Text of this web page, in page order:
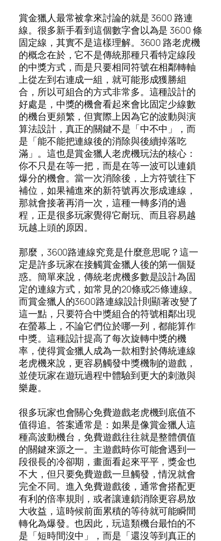
賞金獵人最常被拿來討論的就是 3600 路連
線。很多新手看到這個數字會以為是 3600 條
固定線，其實不是這樣理解。3600 路老虎機
的概念在於，它不是傳統那種只看特定線段
的中獎方式，而是只要相同符號在相鄰轉軸
上從左到右連成一組，就可能形成獲勝組
合，所以可組合的方式非常多。這種設計的
好處是，中獎的機會看起來會比固定少線數
的機台更頻繁，但實際上因為它的波動與演
算法設計，真正的關鍵不是「中不中」，而
是「能不能把連線後的消除與後續掉落吃
滿」。這也是賞金獵人老虎機玩法的核心：
你不只是在等一把，而是在等一波可以連鎖
爆分的機會。當一次消除後，上方符號往下
補位，如果補進來的新符號再次形成連線，
那就會接著再消一次，這種一轉多消的過
程，正是很多玩家覺得它耐玩、而且容易越
玩越上頭的原因。
那麼，3600路連線究竟是什麼意思呢？這一
定是許多玩家在接觸賞金獵人後的第一個疑
惑。簡單來說，傳統老虎機多數是設計為固
定的連線方式，如常見的20條或25條連線。
而賞金獵人的3600路連線設計則顯著改變了
這一點，只要符合中獎組合的符號相鄰出現
在螢幕上，不論它們位於哪一列，都能算作
中獎。這種設計提高了每次旋轉中獎的機
率，使得賞金獵人成為一款相對於傳統連線
老虎機來說，更容易觸發中獎機制的遊戲，
並使玩家在遊玩過程中體驗到更大的刺激與
樂趣。
很多玩家也會關心免費遊戲老虎機到底值不
值得追。答案通常是：如果是像賞金獵人這
種高波動機台，免費遊戲往往就是整體價值
的關鍵來源之一。主遊戲時你可能會遇到一
段很長的冷卻期，畫面看起來平平，獎金也
不大，但只要免費遊戲一旦觸發，情況就會
完全不同。進入免費遊戲後，通常會搭配更
有利的倍率規則，或者讓連鎖消除更容易放
大收益，這時候前面累積的等待就可能瞬間
轉化為爆發。也因此，玩這類機台最怕的不
是「短時間沒中」，而是「還沒等到真正的